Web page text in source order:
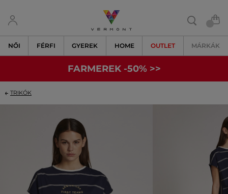
NŐI FÉRFI GYEREK HOME OUTLET MÁRKÁK
FARMEREK -50% >>
TRIKÓK